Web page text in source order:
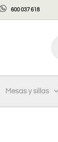
600 037 618
Mesas y sillas